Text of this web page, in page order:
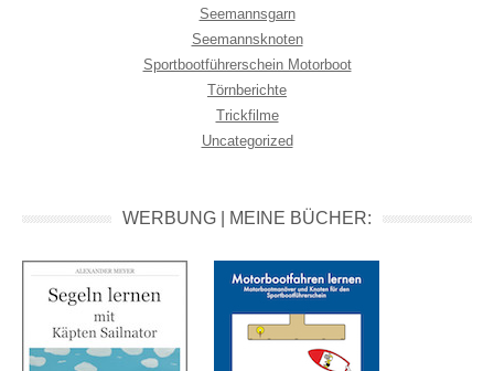
Seemannsgarn
Seemannsknoten
Sportbootführerschein Motorboot
Törnberichte
Trickfilme
Uncategorized
WERBUNG | MEINE BÜCHER: